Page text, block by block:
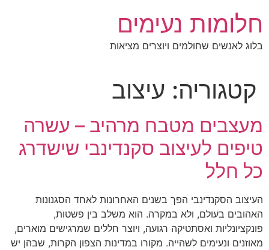
לתוכן
חלומות נעימים
בלוג לאנשים שחולמים ויוצרים מציאות
קטגוריה: עיצוב
מעצבים מטבח מרהיב – עשרה
טיפים לעיצוב סקנדינבי שישדרג
כל חלל
העיצוב הסקנדינבי הפך בשנים האחרונות לאחד הסגנונות
האהובים בעולם, ולא במקרה. הוא משלב בין פשטות,
פונקציונליות ואסתטיקה רגועה, ויוצר חללים שמרגישים מוארים,
מאוזנים ונעימים לשהייה. מקורו במדינות הצפון הקרות, שבהן יש